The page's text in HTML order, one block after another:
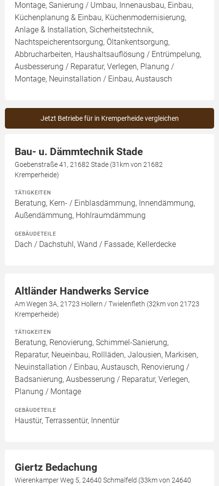
Montage, Sanierung / Umbau, Innenausbau, Einbau,
Küchenplanung & Einbau, Küchenmodernisierung,
Anlage & Installation, Sicherheitstechnik,
Nachtspeicherentsorgung, Öltankentsorgung,
Abbrucharbeiten, Haushaltsauflösung / Entrümpelung,
Ausbesserung / Reparatur, Verlegen, Planung /
Montage, Neuinstallation / Einbau, Austausch
Jetzt Betriebe für in Kremperheide vergleichen
Bau- u. Dämmtechnik Stade
Goebenstraße 41, 21682 Stade (31km von 21682
Kremperheide)
TÄTIGKEITEN
Beratung, Kern- / Einblasdämmung, Innendämmung,
Außendämmung, Hohlraumdämmung
GEBÄUDETEILE
Dach / Dachstuhl, Wand / Fassade, Kellerdecke
Altländer Handwerks Service
Am Wegen 3A, 21723 Hollern / Twielenfleth (32km von 21723
Kremperheide)
TÄTIGKEITEN
Beratung, Renovierung, Schimmel-Sanierung,
Reparatur, Neueinbau, Rollläden, Jalousien, Markisen,
Neuinstallation / Einbau, Austausch, Renovierung /
Badsanierung, Ausbesserung / Reparatur, Verlegen,
Planung / Montage
GEBÄUDETEILE
Haustür, Terrassentür, Innentür
Giertz Bedachung
Wierenkamper Weg 5, 24640 Schmalfeld (33km von 24640